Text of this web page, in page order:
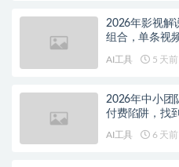
2026年影视解
组合，单条视
AI工具 5 天前
2026年中小团
付费陷阱，找
AI工具 6 天前